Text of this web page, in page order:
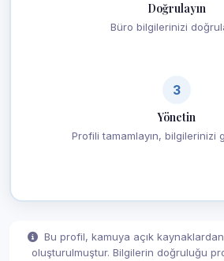
Doğrulayın
Büro bilgilerinizi
3
Yönetin
Profili tamamlayın, bilgilerinizi
Bu profil, kamuya açık
oluşturulmuştur. Bilgilerin doğruluğu